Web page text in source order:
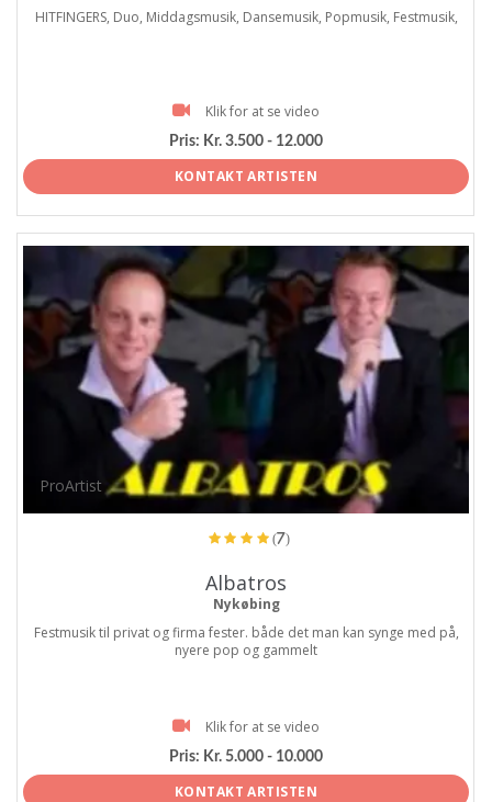
HITFINGERS, Duo, Middagsmusik, Dansemusik, Popmusik, Festmusik,
Klik for at se video
Pris: Kr. 3.500 - 12.000
KONTAKT ARTISTEN
ProArtist
(7)
Albatros
Nykøbing
Festmusik til privat og firma fester. både det man kan synge med på,
nyere pop og gammelt
Klik for at se video
Pris: Kr. 5.000 - 10.000
KONTAKT ARTISTEN